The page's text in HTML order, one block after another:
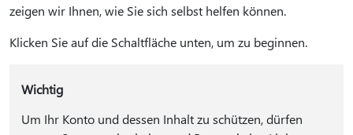
zeigen wir Ihnen, wie Sie sich selbst helfen können.
Klicken Sie auf die Schaltfläche unten, um zu beginnen.
Wichtig
Um Ihr Konto und dessen Inhalt zu schützen, dürfen